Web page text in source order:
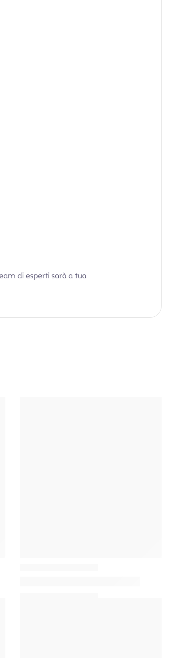
di esperti sarà a tua